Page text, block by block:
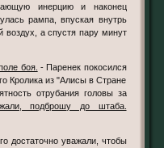
инерцию и наконец
рампа, впуская внутрь
воздух, а спустя пару минут
боя. - Паренек покосился
Кролика из "Алисы в Стране
отрубания головы за
подброшу до штаба.